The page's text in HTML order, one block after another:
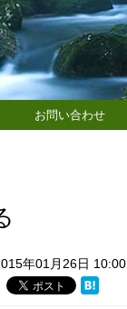
お問い合わせ
年01月26日 10:00